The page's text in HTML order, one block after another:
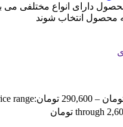
دارای انواع مختلفی می
انتخاب شوند
–
290,600 تومانrange: